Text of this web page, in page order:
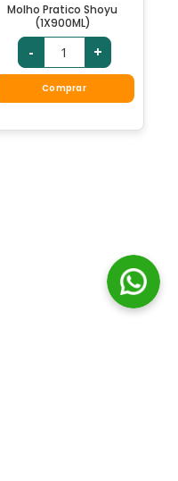
Molho Pratico Shoyu
(1X900ML)
- +
Comprar